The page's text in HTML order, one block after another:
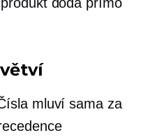
mluví sama za